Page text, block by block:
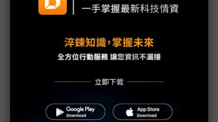
黃逸平
DIGITIMES副總經理。美國壬色列理工學院
(RPI)電機碩士暨台灣大學國際企業所博士候選